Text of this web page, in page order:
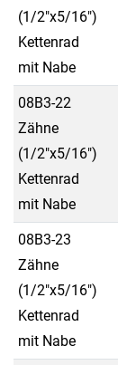
(1/2"x5/16")
Kettenrad
mit Nabe
08B3-22
Zähne
(1/2"x5/16")
Kettenrad
mit Nabe
08B3-23
Zähne
(1/2"x5/16")
Kettenrad
mit Nabe